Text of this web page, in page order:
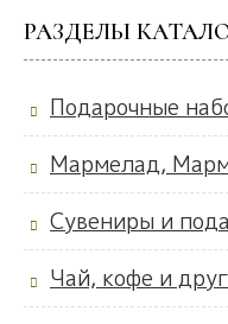
РАЗДЕЛЫ
Подарочные
Мармелад,
Сувениры и
Чай, кофе и